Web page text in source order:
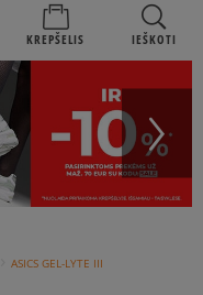
KREPŠELIS IEŠKOTI
ASICS GEL-LYTE III